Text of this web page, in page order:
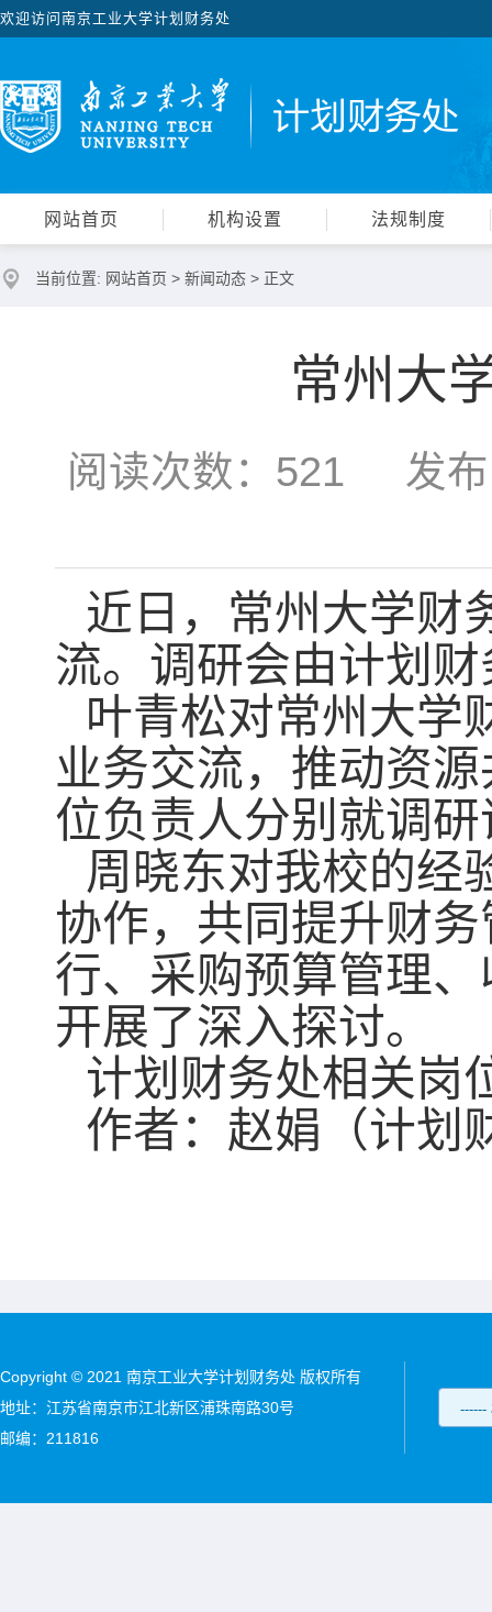
欢迎访问南京工业大学计划财务处
网站首页 机构设置 法规制度
当前位置: 网站首页 > 新闻动态 > 正文
常州大
阅读次数： 521 发布
近日，常州大学财
流。调研会由计划
叶青松对常州大学
业务交流，推动资
位负责人分别就调
周晓东对我校的经
协作，共同提升财
行、采购预算管理
开展了深入探讨。
计划财务处相关岗
作者：赵娟（计划
Copyright © 2021 南京工业大学计划财务处 版权所有
地址：江苏省南京市江北新区浦珠南路30号
邮编：211816